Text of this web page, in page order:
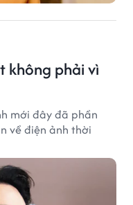
không phải vì
mới đây đã phần
về điện ảnh thời